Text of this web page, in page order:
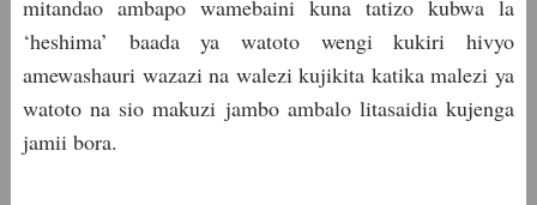
mitandao ambapo wamebaini kuna tatizo kubwa la
‘heshima’ baada ya watoto wengi kukiri hivyo
amewashauri wazazi na walezi kujikita katika malezi ya
watoto na sio makuzi jambo ambalo litasaidia kujenga
jamii bora.